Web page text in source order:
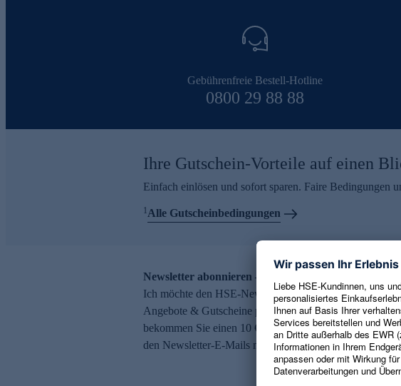
Gebührenfreie Bestell-Hotline
0800 29 88 88
Ihre Gutschein-Vorteile auf einen
Einfach einlösen und sofort sparen. Faire Bedingungen
1Alle Gutscheinbedingungen
Newsletter abonnieren – 10 € Gutschein erhalten
Ich möchte den HSE-Newsletter abonnieren und aktuelle
Angebote & Gutscheine per E-Mail erhalten. Als
bekommen Sie einen 10 € Gutschein. Eine Abmeldung
den Newsletter-E-Mails möglich.